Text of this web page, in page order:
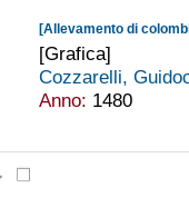
[Allevamento di
[Grafica]
Cozzarelli,
Anno: 1480